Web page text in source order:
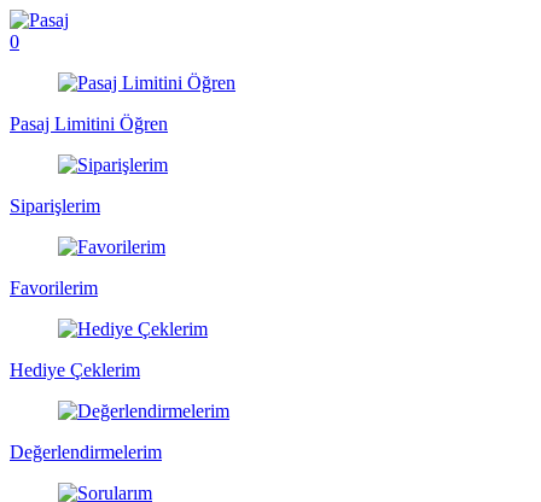
0
Pasaj Limitini Öğren
Siparişlerim
Favorilerim
Hediye Çeklerim
Değerlendirmelerim